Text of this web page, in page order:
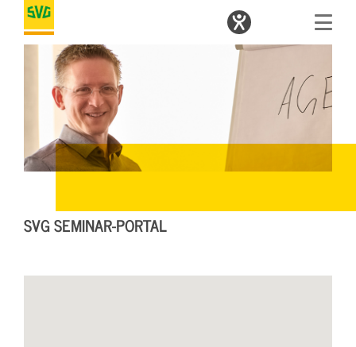
SVG SEMINAR-PORTAL